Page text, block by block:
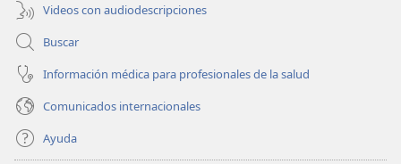
Videos con audiodescripciones
Buscar
Información médica para profesionales de la salud
Comunicados internacionales
Ayuda